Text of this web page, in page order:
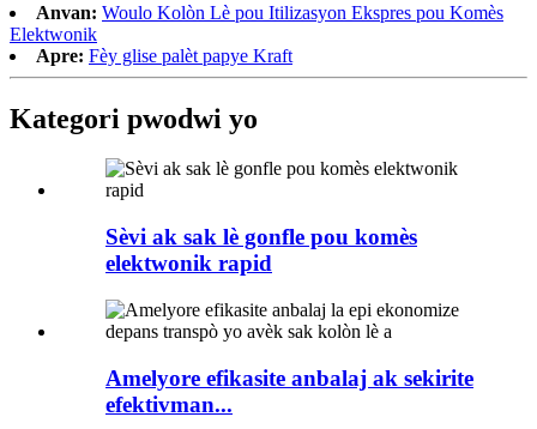
Anvan: Woulo Kolòn Lè pou Itilizasyon Ekspres pou Komès
Elektwonik
Apre: Fèy glise palèt papye Kraft
Kategori pwodwi yo
Sèvi ak sak lè gonfle pou komès
elektwonik rapid
Amelyore efikasite anbalaj ak sekirite
efektivman...